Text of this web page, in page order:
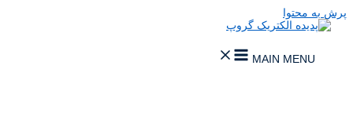
پرش به محتوا
MAIN MENU